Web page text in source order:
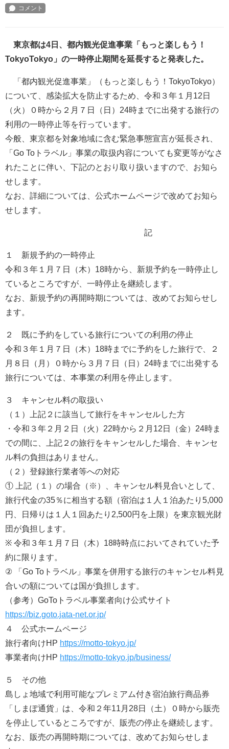
東京都は4日、都内観光促進事業「もっと楽しもう！
TokyoTokyo」の一時停止期間を延長すると発表した。
「都内観光促進事業」（もっと楽しもう！TokyoTokyo）
について、感染拡大を防止するため、令和３年１月12日
（火）０時から２月７日（日）24時までに出発する旅行の
利用の一時停止等を行っています。
今般、東京都を対象地域に含む緊急事態宣言が延長され、
「Go Toトラベル」事業の取扱内容についても変更等がなさ
れたことに伴い、下記のとおり取り扱いますので、お知ら
せします。
なお、詳細については、公式ホームページで改めてお知ら
せします。
記
１ 新規予約の一時停止
令和３年１月７日（木）18時から、新規予約を一時停止し
ているところですが、一時停止を継続します。
なお、新規予約の再開時期については、改めてお知らせし
ます。
２ 既に予約をしている旅行についての利用の停止
令和３年１月７日（木）18時までに予約をした旅行で、２
月８日（月）０時から３月７日（日）24時までに出発する
旅行については、本事業の利用を停止します。
３ キャンセル料の取扱い
（１）上記２に該当して旅行をキャンセルした方
・令和３年２月２日（火）22時から２月12日（金）24時ま
での間に、上記２の旅行をキャンセルした場合、キャンセ
ル料の負担はありません。
（２）登録旅行業者等への対応
① 上記（１）の場合（※）、キャンセル料見合いとして、
旅行代金の35％に相当する額（宿泊は１人１泊あたり5,000
円、日帰りは１人１回あたり2,500円を上限）を東京観光財
団が負担します。
※ 令和３年１月７日（木）18時時点においてされていた予
約に限ります。
② 「Go Toトラベル」事業を併用する旅行のキャンセル料見
合いの額については国が負担します。
（参考）GoToトラベル事業者向け公式サイト
https://biz.goto.jata-net.or.jp/
４ 公式ホームページ
旅行者向けHP https://motto-tokyo.jp/
事業者向けHP https://motto-tokyo.jp/business/
５ その他
島しょ地域で利用可能なプレミアム付き宿泊旅行商品券
「しまぽ通貨」は、令和２年11月28日（土）０時から販売
を停止しているところですが、販売の停止を継続します。
なお、販売の再開時期については、改めてお知らせしま